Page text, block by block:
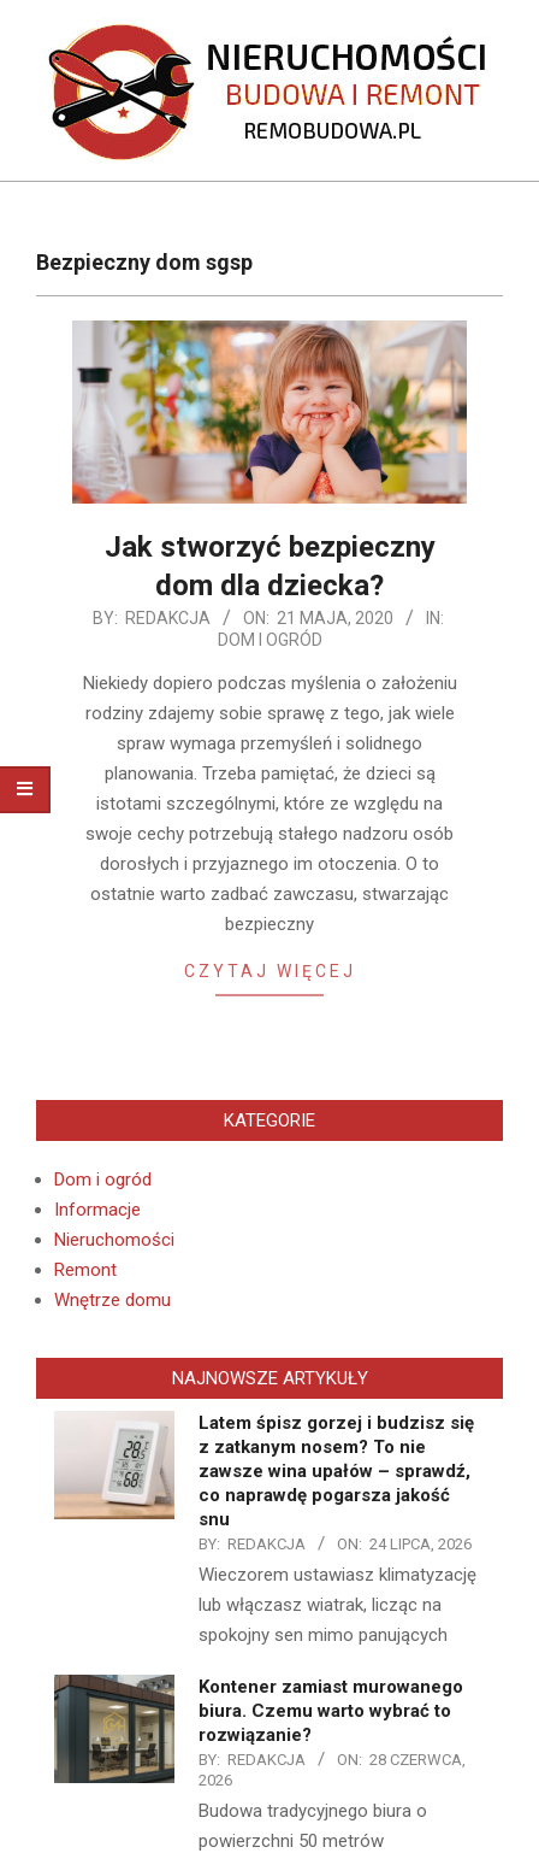
content
REMOBUDOWA.PL
NavigationBezpieczny dom sgsp
Jak stworzyć bezpieczny
dom dla dziecka?
2020-
21
BY: REDAKCJA ON: 21 MAJA, 2020
IN:
DOM I OGRÓD
Niekiedy dopiero podczas myślenia o założeniu
rodziny zdajemy sobie sprawę z tego, jak wiele
spraw wymaga przemyśleń i solidnego
planowania. Trzeba pamiętać, że dzieci są
istotami szczególnymi, które ze względu na
swoje cechy potrzebują stałego nadzoru osób
dorosłych i przyjaznego im otoczenia. O to
ostatnie warto zadbać zawczasu, stwarzając
bezpieczny
CZYTAJ WIĘCEJ
KATEGORIE
Dom i ogród
Informacje
Nieruchomości
Remont
Wnętrze domu
NAJNOWSZE ARTYKUŁY
Latem śpisz gorzej i budzisz się
z zatkanym nosem? To nie
zawsze wina upałów – sprawdź,
co naprawdę pogarsza jakość
snu
BY: REDAKCJA ON: 24 LIPCA, 2026
Wieczorem ustawiasz klimatyzację
lub włączasz wiatrak, licząc na
spokojny sen mimo panujących
Kontener zamiast murowanego
biura. Czemu warto wybrać to
rozwiązanie?
BY: REDAKCJA ON: 28 CZERWCA,
2026
Budowa tradycyjnego biura o
powierzchni 50 metrów